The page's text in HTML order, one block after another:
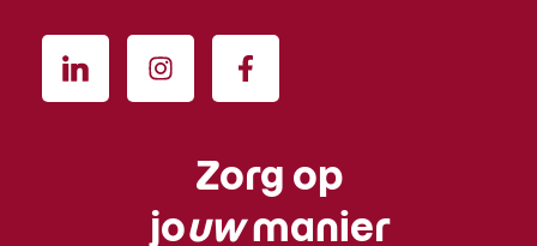
Zorg op
jouwmanier